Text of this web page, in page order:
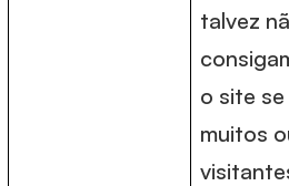
talvez
o site
muitos